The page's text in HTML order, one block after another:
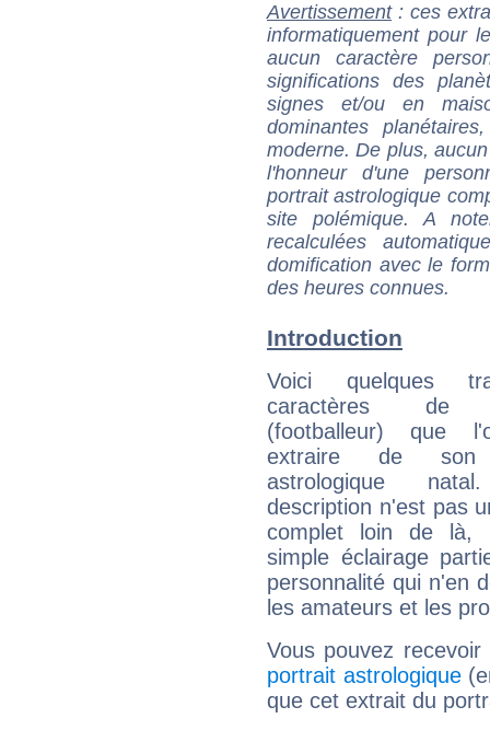
Avertissement: ces
informatiquement pour
aucun caractère
significations des
signes et/ou en
dominantes
moderne. De plus,
l'honneur d'une
portrait astrologique
site polémique. A
recalculées
domification avec le
des heures connues.
Introduction
Voici quelques
caractères de
(footballeur) que
extraire de son
astrologique
description n'est pas
complet loin de là,
simple éclairage
personnalité qui n'en
les amateurs et les
Vous pouvez
portrait astrologique
que cet extrait du